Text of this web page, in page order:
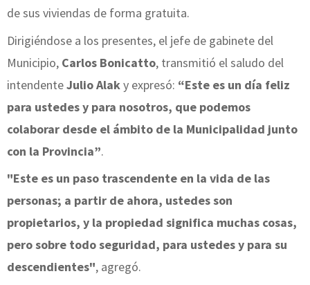
de sus viviendas de forma gratuita.
Dirigiéndose a los presentes, el jefe de gabinete del
Municipio, Carlos Bonicatto, transmitió el saludo del
intendenteJulio Alaky expresó: “Este es un día feliz
para ustedes y para nosotros, que podemos
colaborar desde el ámbito de la Municipalidad junto
con la Provincia”.
"Este es un paso trascendente en la vida de las
personas; a partir de ahora, ustedes son
propietarios, y la propiedad significa muchas cosas,
pero sobre todo seguridad, para ustedes y para su
descendientes", agregó.